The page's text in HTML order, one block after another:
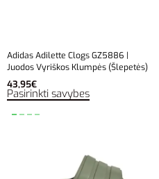
Adidas Adilette Clogs GZ5886 |
Juodos Vyriškos Klumpės (Šlepetės)
43,95€
Pasirinkti savybes